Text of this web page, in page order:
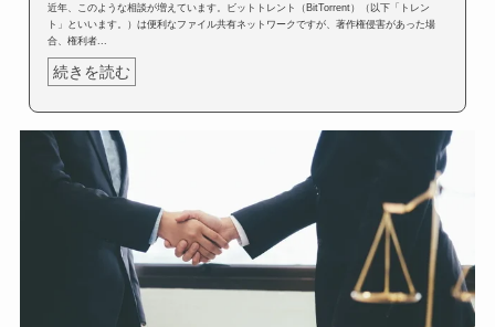
近年、このような相談が増えています。ビットトレント（BitTorrent）（以下「トレン
ト」といいます。）は便利なファイル共有ネットワークですが、著作権侵害があった場
合、権利者...
続きを読む